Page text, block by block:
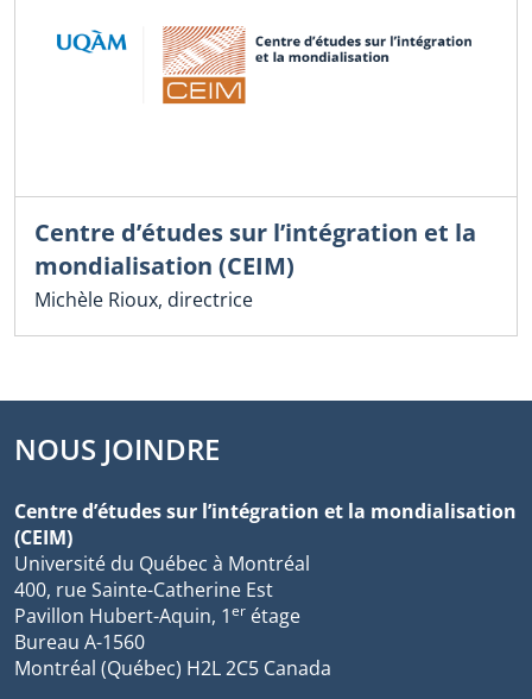
Centre d’études sur l’intégration et la
mondialisation (CEIM)
Michèle Rioux, directrice
NOUS JOINDRE
Centre d’études sur l’intégration et la mondialisation
(CEIM)
Université du Québec à Montréal
400, rue Sainte-Catherine Est
Pavillon Hubert-Aquin, 1er étage
Bureau A-1560
Montréal (Québec) H2L 2C5 Canada